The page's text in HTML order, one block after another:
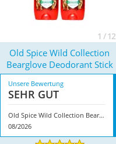
1 / 12
Old Spice Wild Collection
Bearglove Deodorant Stick
Unsere Bewertung
SEHR GUT
Old Spice Wild Collection Bearglove Deodorant Stick
08/2026